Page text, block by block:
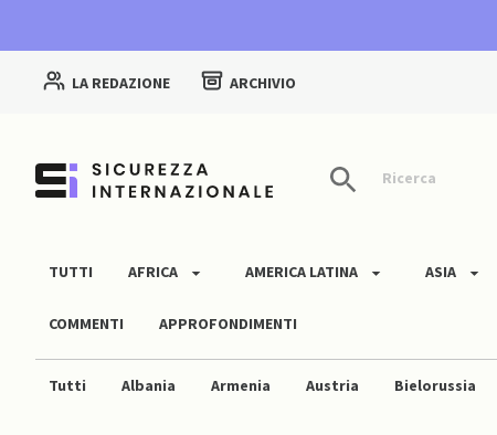
LA REDAZIONE ARCHIVIO
Ricerca
TUTTI AFRICA AMERICA LATINA ASIA
COMMENTI APPROFONDIMENTI
Tutti Albania Armenia Austria Bielorussia